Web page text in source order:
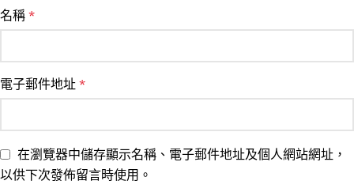
名稱 *
電子郵件地址 *
在瀏覽器中儲存顯示名稱、電子郵件地址及個人網站網址，
以供下次發佈留言時使用。